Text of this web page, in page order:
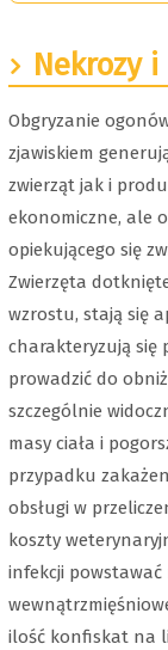
Nekrozy
Obgryzanie
zjawiskiem
zwierząt jak i
ekonomiczne, ale
opiekującego się
Zwierzęta
wzrostu, stają się
charakteryzują się
prowadzić do
szczególnie
masy ciała i
przypadku
obsługi w
koszty
infekcji
ilość konfiskat na